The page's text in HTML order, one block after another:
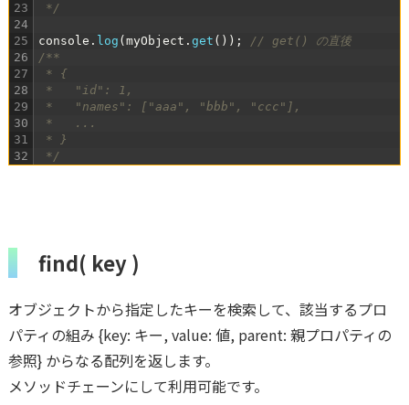
23
24
25
26
27
28
29
30
31
32
*/
console . log ( myObject . get ( ) ) ;
// get() の直後
/**
* {
*   "id": 1,
*   "names": ["aaa", "bbb", "ccc"],
*   ...
* }
*/
find( key )
オブジェクトから指定したキーを検索して、該当するプロ
パティの組み {key: キー, value: 値, parent: 親プロパティの
参照} からなる配列を返します。
メソッドチェーンにして利用可能です。